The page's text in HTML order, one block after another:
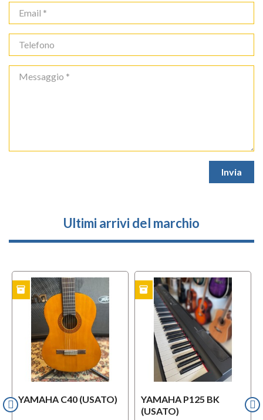
Ultimi arrivi del marchio
YAMAHA C40 (USATO)
inventory
YAMAHA P125 BK
(USATO)
USATO inventory USATO